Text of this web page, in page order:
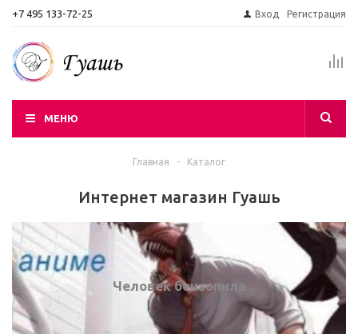
+7 495 133-72-25 Вход Регистрация
МЕНЮ
Главная - Каталог
Интернет магазин Гуашь
Человек бензопила